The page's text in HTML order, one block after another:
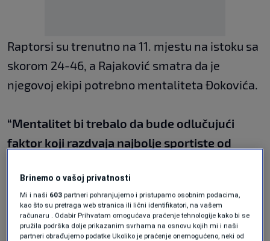
Raptorsi su trenutno na 11. mjestu na istoku sa
skorom 24-46, a Rajaković smatra da je
njegovoj ekipi potrebno mentaliteta Đokovića.
“Mentalitet bi trebalo da bude odlučujući
faktor koji razdvaja najbolje sportiste od
su svi fizički spremni, a ono što pravi razliku
jeste mentalni sklop”, kaže Rajaković za
Mundo Deportivo i dodaje:
Brinemo o vašoj privatnosti
Mi i naši 603 partneri pohranjujemo i pristupamo osobnim podacima,
kao što su pretraga web stranica ili lični identifikatori, na vašem
računaru . Odabir Prihvatam omogućava praćenje tehnologije kako bi se
pružila podrška dolje prikazanim svrhama na osnovu kojih mi i naši
partneri obrađujemo podatke Ukoliko je praćenje onemogućeno, neki od